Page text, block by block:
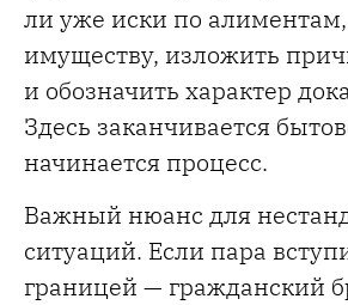
ли уже иски по
имуществу, изложить
и обозначить характер
Здесь заканчивается
начинается процесс.
Важный нюанс для
ситуаций. Если пара
границей — гражданский